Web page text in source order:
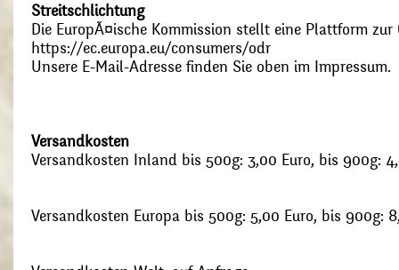
Streitschlichtung
Die EuropÃ¤ische Kommission stellt eine Plattform
https://ec.europa.eu/consumers/odr
Unsere E-Mail-Adresse finden Sie oben im Impressum.
Versandkosten
Versandkosten Inland bis 500g: 3,00 Euro, bis 900g:
Versandkosten Europa bis 500g: 5,00 Euro, bis 900g: